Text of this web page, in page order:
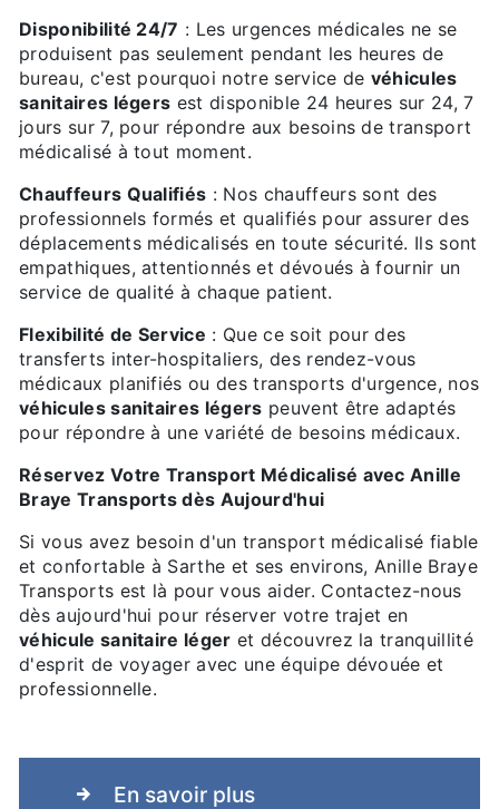
Disponibilité 24/7 : Les urgences médicales ne se
produisent pas seulement pendant les heures de
bureau, c'est pourquoi notre service de véhicules
sanitaires légers est disponible 24 heures sur 24, 7
jours sur 7, pour répondre aux besoins de transport
médicalisé à tout moment.
Chauffeurs Qualifiés : Nos chauffeurs sont des
professionnels formés et qualifiés pour assurer des
déplacements médicalisés en toute sécurité. Ils sont
empathiques, attentionnés et dévoués à fournir un
service de qualité à chaque patient.
Flexibilité de Service : Que ce soit pour des
transferts inter-hospitaliers, des rendez-vous
médicaux planifiés ou des transports d'urgence, nos
véhicules sanitaires légers peuvent être adaptés
pour répondre à une variété de besoins médicaux.
Réservez Votre Transport Médicalisé avec Anille
Braye Transports dès Aujourd'hui
Si vous avez besoin d'un transport médicalisé fiable
et confortable à Sarthe et ses environs, Anille Braye
Transports est là pour vous aider. Contactez-nous
dès aujourd'hui pour réserver votre trajet en
véhicule sanitaire léger et découvrez la tranquillité
d'esprit de voyager avec une équipe dévouée et
professionnelle.
En savoir plus